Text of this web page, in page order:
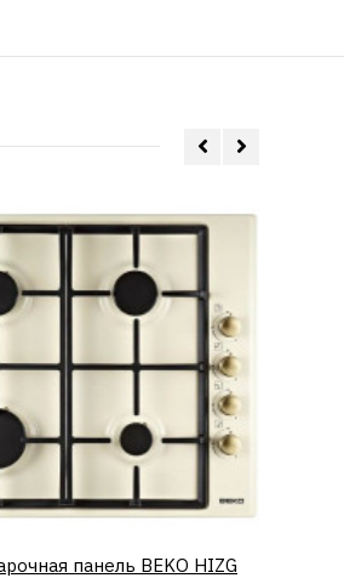
КУПИТЬ
панель BEKO HIZG